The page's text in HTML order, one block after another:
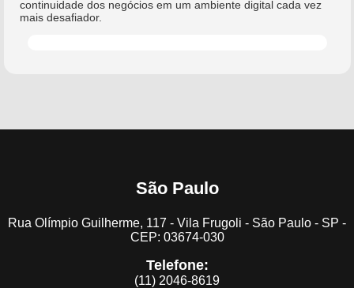
continuidade dos negócios em um ambiente digital cada vez
mais desafiador.
São Paulo
Rua Olímpio Guilherme, 117 - Vila Frugoli - São Paulo - SP -
CEP: 03674-030
Telefone:
(11) 2046-8619